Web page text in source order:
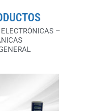
–